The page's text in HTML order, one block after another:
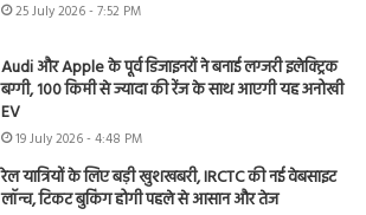
25 July 2026 - 7:52 PM
Audi और Apple के पूर्व डिजाइनरों ने बनाई लग्जरी इलेक्ट्रिक
बग्गी, 100 किमी से ज्यादा की रेंज के साथ आएगी यह अनोखी
EV
19 July 2026 - 4:48 PM
रेल यात्रियों के लिए बड़ी खुशखबरी, IRCTC की नई वेबसाइट
लॉन्च, टिकट बुकिंग होगी पहले से आसान और तेज